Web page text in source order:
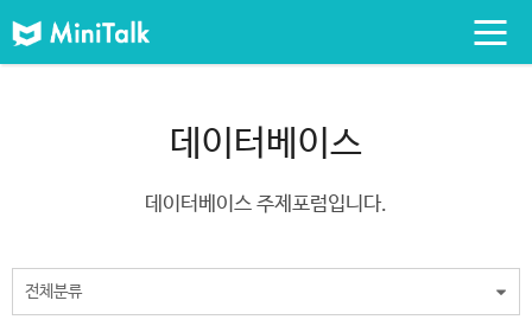
데이터베이스
데이터베이스 주제포럼입니다.
전체분류